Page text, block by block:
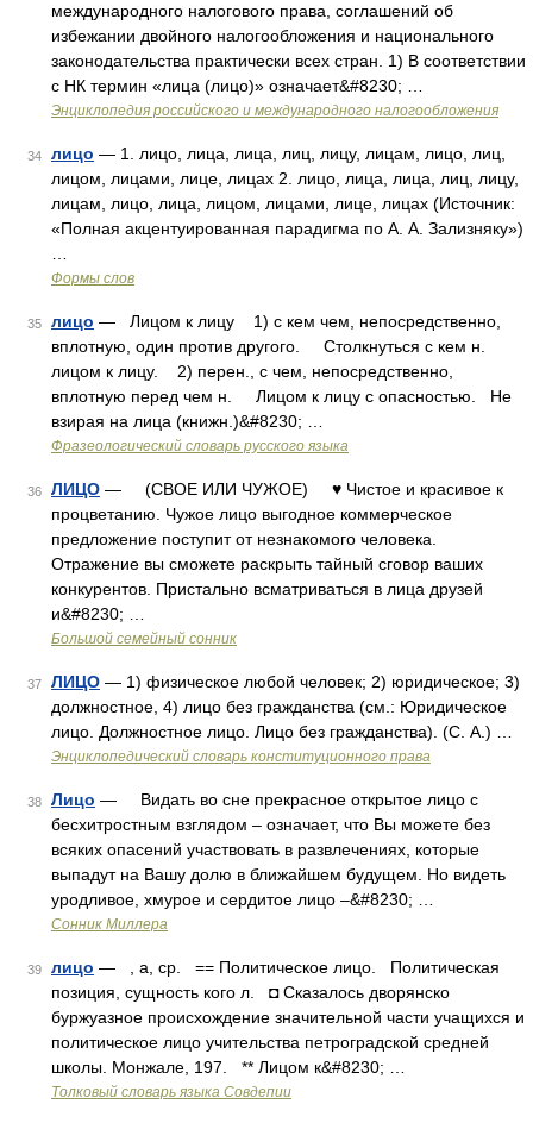
международного налогового права, соглашений об
избежании двойного налогообложения и национального
законодательства практически всех стран. 1) В соответствии
с НК термин «лица (лицо)» означает&#8230; …
Энциклопедия российского и международного налогообложения
34 лицо — 1. лицо, лица, лица, лиц, лицу, лицам, лицо, лиц,
лицом, лицами, лице, лицах 2. лицо, лица, лица, лиц, лицу,
лицам, лицо, лица, лицом, лицами, лице, лицах (Источник:
«Полная акцентуированная парадигма по А. А. Зализняку»)
Формы слов
35 лицо — Лицом к лицу 1) с кем чем, непосредственно,
вплотную, один против другого. Столкнуться с кем н.
лицом к лицу. 2) перен., с чем, непосредственно,
вплотную перед чем н. Лицом к лицу с опасностью. Не
взирая на лица (книжн.)&#8230; …
Фразеологический словарь русского языка
36 ЛИЦО — (СВОЕ ИЛИ ЧУЖОЕ) ♥ Чистое и красивое к
процветанию. Чужое лицо выгодное коммерческое
предложение поступит от незнакомого человека.
Отражение вы сможете раскрыть тайный сговор ваших
конкурентов. Пристально всматриваться в лица друзей
и&#8230; …
Большой семейный сонник
37 ЛИЦО — 1) физическое любой человек; 2) юридическое; 3)
должностное, 4) лицо без гражданства (см.: Юридическое
лицо. Должностное лицо. Лицо без гражданства). (С. А.) …
Энциклопедический словарь конституционного права
38 Лицо — Видать во сне прекрасное открытое лицо с
бесхитростным взглядом – означает, что Вы можете без
всяких опасений участвовать в развлечениях, которые
выпадут на Вашу долю в ближайшем будущем. Но видеть
уродливое, хмурое и сердитое лицо –&#8230; …
Сонник Миллера
39 лицо — , а, ср. == Политическое лицо. Политическая
позиция, сущность кого л. ◘ Сказалось дворянско
буржуазное происхождение значительной части учащихся и
политическое лицо учительства петроградской средней
школы. Монжале, 197. ** Лицом к&#8230; …
Толковый словарь языка Совдепии